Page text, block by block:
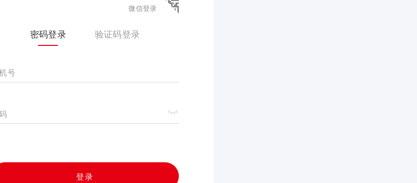
微信登录
密码登录 验证码登录
号
登录